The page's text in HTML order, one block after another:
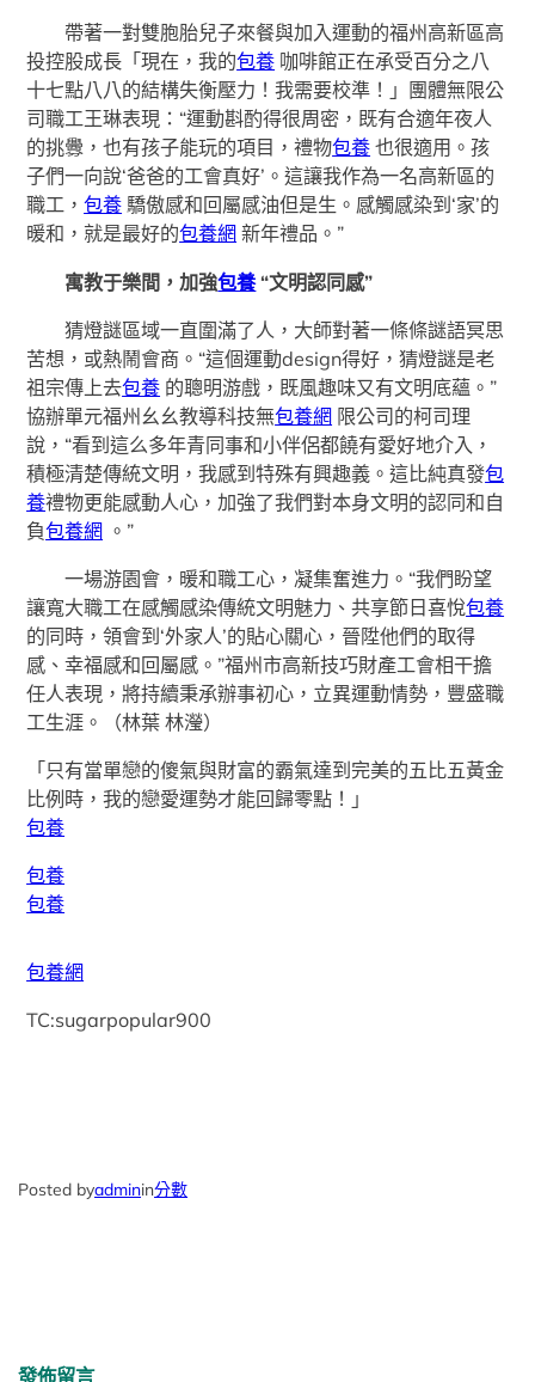
帶著一對雙胞胎兒子來餐與加入運動的福州高新區高
投控股成長「現在，我的包養 咖啡館正在承受百分之八
十七點八八的結構失衡壓力！我需要校準！」團體無限公
司職工王琳表現：“運動斟酌得很周密，既有合適年夜人
的挑釁，也有孩子能玩的項目，禮物包養 也很適用。孩
子們一向說‘爸爸的工會真好’。這讓我作為一名高新區的
職工，包養 驕傲感和回屬感油但是生。感觸感染到‘家’的
暖和，就是最好的包養網 新年禮品。”
寓教于樂間，加強包養“文明認同感”
猜燈謎區域一直圍滿了人，大師對著一條條謎語冥思
苦想，或熱鬧會商。“這個運動design得好，猜燈謎是老
祖宗傳上去包養 的聰明游戲，既風趣味又有文明底蘊。”
協辦單元福州幺幺教導科技無包養網 限公司的柯司理
說，“看到這么多年青同事和小伴侶都饒有愛好地介入，
積極清楚傳統文明，我感到特殊有興趣義。這比純真發包
養禮物更能感動人心，加強了我們對本身文明的認同和自
負包養網 。”
一場游園會，暖和職工心，凝集奮進力。“我們盼望
讓寬大職工在感觸感染傳統文明魅力、共享節日喜悅包養
的同時，領會到‘外家人’的貼心關心，晉陞他們的取得
感、幸福感和回屬感。”福州市高新技巧財產工會相干擔
任人表現，將持續秉承辦事初心，立異運動情勢，豐盛職
工生涯。（林葉 林瀅）
「只有當單戀的傻氣與財富的霸氣達到完美的五比五黃金
比例時，我的戀愛運勢才能回歸零點！」
包養
包養
包養
包養網
TC:sugarpopular900
Posted byadminin分數